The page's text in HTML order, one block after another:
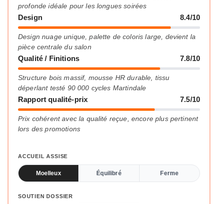
profonde idéale pour les longues soirées
Design 8.4/10
Design nuage unique, palette de coloris large, devient la
pièce centrale du salon
Qualité / Finitions 7.8/10
Structure bois massif, mousse HR durable, tissu
déperlant testé 90 000 cycles Martindale
Rapport qualité-prix 7.5/10
Prix cohérent avec la qualité reçue, encore plus pertinent
lors des promotions
ACCUEIL ASSISE
Moelleux Équilibré Ferme
SOUTIEN DOSSIER